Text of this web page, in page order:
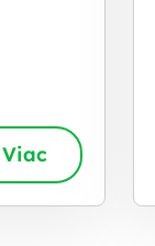
Viac